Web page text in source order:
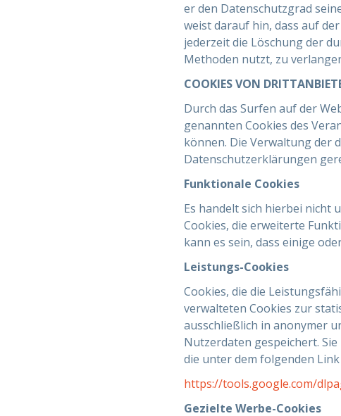
er den Datenschutzgrad
weist darauf hin, dass auf
jederzeit die Löschung der
Methoden nutzt, zu
COOKIES VON
Durch das Surfen auf der
genannten Cookies des
können. Die Verwaltung der
Datenschutzerklärungen
Funktionale Cookies
Es handelt sich hierbei nicht
Cookies, die erweiterte
kann es sein, dass einige
Leistungs-Cookies
Cookies, die die
verwalteten Cookies zur
ausschließlich in anonymer
Nutzerdaten gespeichert.
die unter dem folgenden
https://tools.google.com/
Gezielte Werbe-Cookies